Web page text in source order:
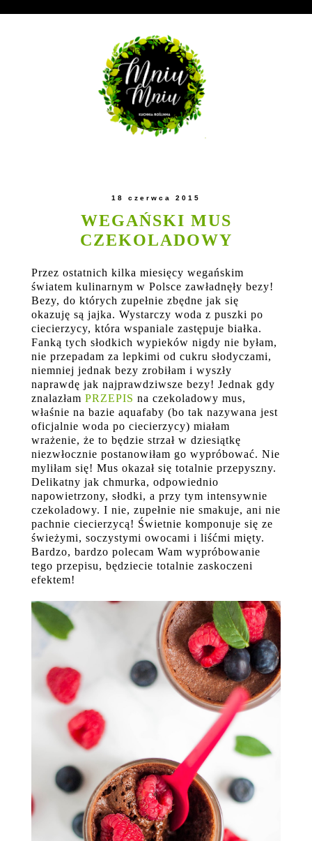
18 czerwca 2015
WEGAŃSKI MUS
CZEKOLADOWY
Przez ostatnich kilka miesięcy wegańskim
światem kulinarnym w Polsce zawładnęły bezy!
Bezy, do których zupełnie zbędne jak się
okazuję są jajka. Wystarczy woda z puszki po
ciecierzycy, która wspaniale zastępuje białka.
Fanką tych słodkich wypieków nigdy nie byłam,
nie przepadam za lepkimi od cukru słodyczami,
niemniej jednak bezy zrobiłam i wyszły
naprawdę jak najprawdziwsze bezy! Jednak gdy
znalazłam PRZEPIS na czekoladowy mus,
właśnie na bazie aquafaby (bo tak nazywana jest
oficjalnie woda po ciecierzycy) miałam
wrażenie, że to będzie strzał w dziesiątkę
niezwłocznie postanowiłam go wypróbować. Nie
myliłam się! Mus okazał się totalnie przepyszny.
Delikatny jak chmurka, odpowiednio
napowietrzony, słodki, a przy tym intensywnie
czekoladowy. I nie, zupełnie nie smakuje, ani nie
pachnie ciecierzycą! Świetnie komponuje się ze
świeżymi, soczystymi owocami i liśćmi mięty.
Bardzo, bardzo polecam Wam wypróbowanie
tego przepisu, będziecie totalnie zaskoczeni
efektem!